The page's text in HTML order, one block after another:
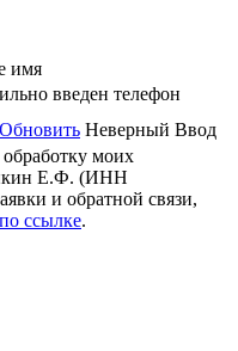
имя
введен телефон
Обновить Неверный Ввод
обработку моих
Е.Ф. (ИНН
и обратной связи,
по ссылке.